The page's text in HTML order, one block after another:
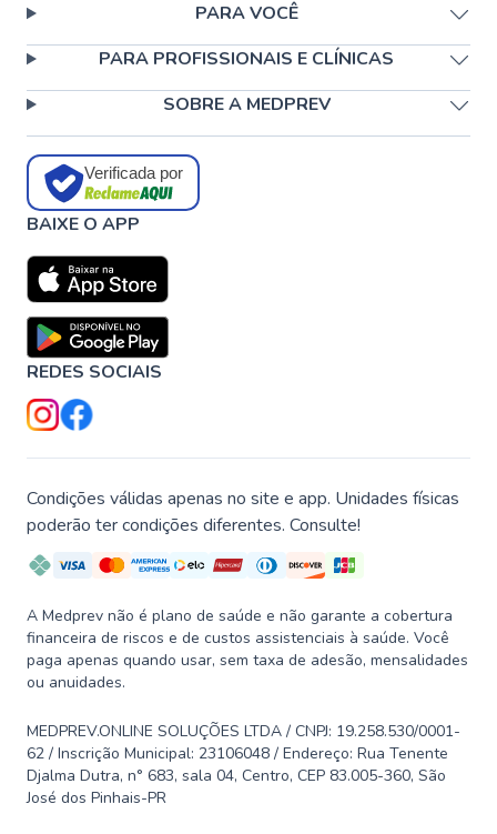
PARA VOCÊ
PARA PROFISSIONAIS E CLÍNICAS
SOBRE A MEDPREV
Verificada por
BAIXE O APP
REDES SOCIAIS
Condições válidas apenas no site e app. Unidades físicas
poderão ter condições diferentes. Consulte!
A Medprev não é plano de saúde e não garante a cobertura
financeira de riscos e de custos assistenciais à saúde. Você
paga apenas quando usar, sem taxa de adesão, mensalidades
ou anuidades.
MEDPREV.ONLINE SOLUÇÕES LTDA / CNPJ: 19.258.530/0001-
62 / Inscrição Municipal: 23106048 / Endereço: Rua Tenente
Djalma Dutra, n° 683, sala 04, Centro, CEP 83.005-360, São
José dos Pinhais-PR